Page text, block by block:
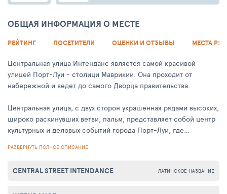
ОБЩАЯ ИНФОРМАЦИЯ О МЕСТЕ
РЕЙТИНГ ПОСЕТИТЕЛИ ОЦЕНКИ И ОТЗЫВЫ МЕСТА
Центральная улица Интенданс является самой красивой
улицей Порт-Луи - столици Маврикии. Она проходит от
набережной и ведет до самого Дворца правительства.
Центральная улица, с двух сторон украшенная рядами высоких,
широко раскинувших ветви, пальм, представляет собой центр
культурных и деловых событий города Порт-Луи, где
современными урбанистическими сооружениями,
РАЗВЕРНУТЬ ПОЛНОЕ ОПИСАНИЕ
ЛАТИНСКОЕ НАЗВАНИЕ
CENTRAL STREET INTENDANCE